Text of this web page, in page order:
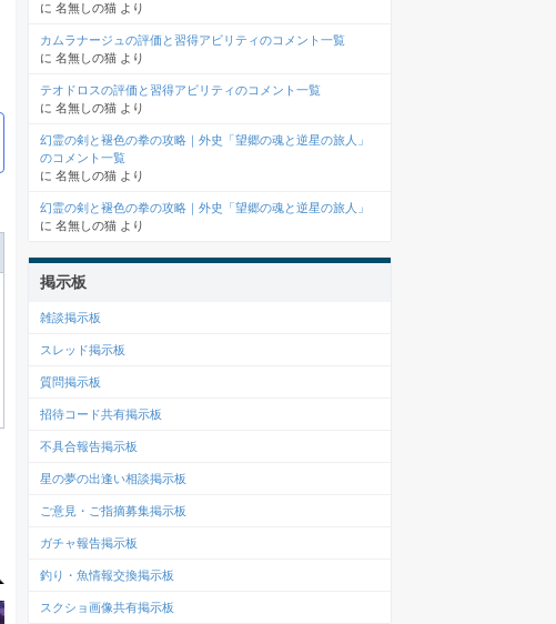
に 名無しの猫 より
カムラナージュの評価と習得アビリティのコメント一覧
に 名無しの猫 より
テオドロスの評価と習得アビリティのコメント一覧
に 名無しの猫 より
幻霊の剣と褪色の拳の攻略｜外史「望郷の魂と逆星の旅人」
のコメント一覧
に 名無しの猫 より
幻霊の剣と褪色の拳の攻略｜外史「望郷の魂と逆星の旅人」
に 名無しの猫 より
掲示板
雑談掲示板
スレッド掲示板
質問掲示板
招待コード共有掲示板
不具合報告掲示板
星の夢の出逢い相談掲示板
ご意見・ご指摘募集掲示板
ガチャ報告掲示板
釣り・魚情報交換掲示板
スクショ画像共有掲示板